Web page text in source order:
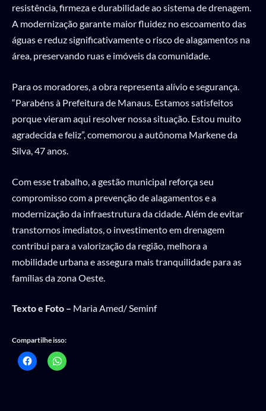
resistência, firmeza e durabilidade ao sistema de drenagem.
A modernização garante maior fluidez no escoamento das
águas e reduz significativamente o risco de alagamentos na
área, preservando ruas e imóveis da comunidade.
Para os moradores, a obra representa alívio e segurança.
“Parabéns à Prefeitura de Manaus. Estamos satisfeitos
porque vieram aqui resolver nossa situação. Estou muito
agradecida e feliz”, comemorou a autônoma Markene da
Silva, 47 anos.
Com esse trabalho, a gestão municipal reforça seu
compromisso com a prevenção de alagamentos e a
modernização da infraestrutura da cidade. Além de evitar
transtornos imediatos, o investimento em drenagem
contribui para a valorização da região, melhora a
mobilidade urbana e assegura mais tranquilidade para as
famílias da zona Oeste.
Texto e Foto – Maria Amed/ Seminf
Compartilhe isso: